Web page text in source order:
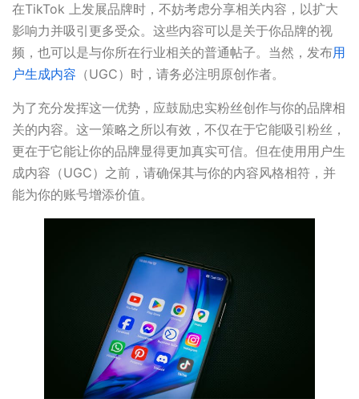
在TikTok 上发展品牌时，不妨考虑分享相关内容，以扩大
影响力并吸引更多受众。这些内容可以是关于你品牌的视
频，也可以是与你所在行业相关的普通帖子。当然，发布用
户生成内容 （UGC）时，请务必注明原创作者。
为了充分发挥这一优势，应鼓励忠实粉丝创作与你的品牌相
关的内容。这一策略之所以有效，不仅在于它能吸引粉丝，
更在于它能让你的品牌显得更加真实可信。但在使用用户生
成内容（UGC）之前，请确保其与你的内容风格相符，并
能为你的账号增添价值。